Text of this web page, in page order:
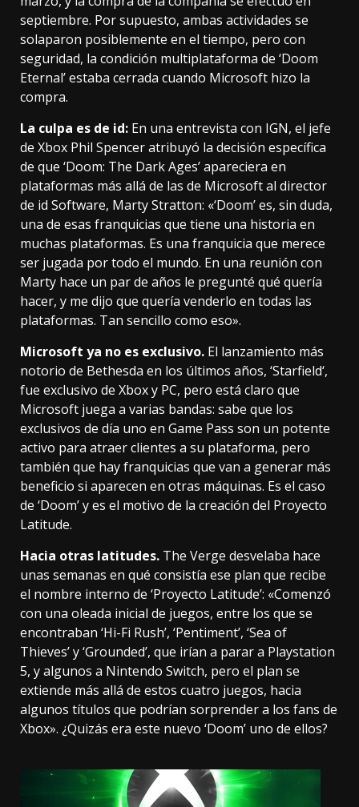
septiembre. Por supuesto, ambas actividades se
solaparon posiblemente en el tiempo, pero con
seguridad, la condición multiplataforma de ‘Doom
Eternal’ estaba cerrada cuando Microsoft hizo la
compra.
La culpa es de id: En una entrevista con IGN, el jefe
de Xbox Phil Spencer atribuyó la decisión específica
de que ‘Doom: The Dark Ages’ apareciera en
plataformas más allá de las de Microsoft al director
de id Software, Marty Stratton: «‘Doom’ es, sin duda,
una de esas franquicias que tiene una historia en
muchas plataformas. Es una franquicia que merece
ser jugada por todo el mundo. En una reunión con
Marty hace un par de años le pregunté qué quería
hacer, y me dijo que quería venderlo en todas las
plataformas. Tan sencillo como eso».
Microsoft ya no es exclusivo. El lanzamiento más
notorio de Bethesda en los últimos años, ‘Starfield‘,
fue exclusivo de Xbox y PC, pero está claro que
Microsoft juega a varias bandas: sabe que los
exclusivos de día uno en Game Pass son un potente
activo para atraer clientes a su plataforma, pero
también que hay franquicias que van a generar más
beneficio si aparecen en otras máquinas. Es el caso
de ‘Doom’ y es el motivo de la creación del Proyecto
Latitude.
Hacia otras latitudes. The Verge desvelaba hace
unas semanas en qué consistía ese plan que recibe
el nombre interno de ‘Proyecto Latitude’: «Comenzó
con una oleada inicial de juegos, entre los que se
encontraban ‘Hi-Fi Rush’, ‘Pentiment’, ‘Sea of
Thieves’ y ‘Grounded’, que irían a parar a Playstation
5, y algunos a Nintendo Switch, pero el plan se
extiende más allá de estos cuatro juegos, hacia
algunos títulos que podrían sorprender a los fans de
Xbox». ¿Quizás era este nuevo ‘Doom’ uno de ellos?